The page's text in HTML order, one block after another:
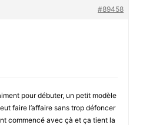
#89458
pour débuter, un petit modèle
faire l’affaire sans trop défoncer
commencé avec çà et ça tient la